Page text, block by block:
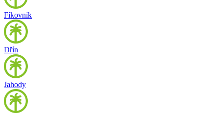
Fíkovník
Dřín
Jahody